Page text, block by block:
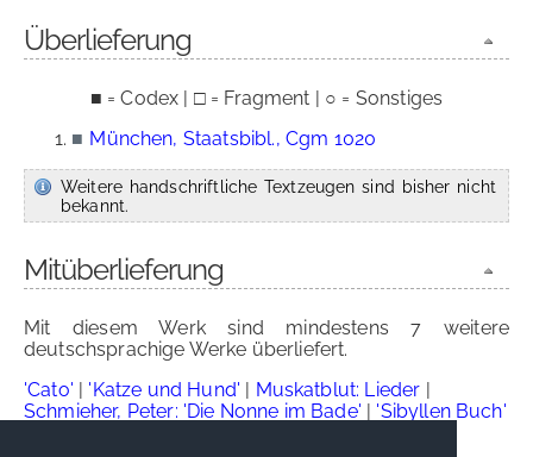
Überlieferung
■ = Codex | □ = Fragment | ○ = Sonstiges
■ München, Staatsbibl., Cgm 1020
Weitere handschriftliche Textzeugen sind bisher nicht
bekannt.
Mitüberlieferung
Mit diesem Werk sind mindestens 7 weitere
deutschsprachige Werke überliefert.
'Cato' | 'Katze und Hund' | Muskatblut: Lieder |
Schmieher, Peter: 'Die Nonne im Bade' | 'Sibyllen Buch'